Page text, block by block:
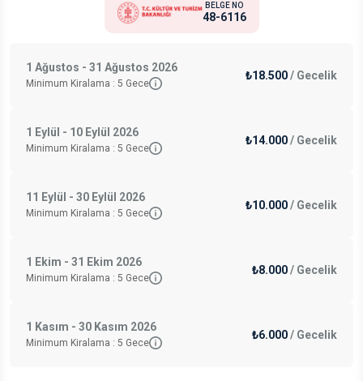
BELGE NO
48-6116
1 Ağustos - 31 Ağustos 2026
Minimum Kiralama : 5 Gece
₺18.500/ Gecelik
1 Eylül - 10 Eylül 2026
Minimum Kiralama : 5 Gece
₺14.000/ Gecelik
11 Eylül - 30 Eylül 2026
Minimum Kiralama : 5 Gece
₺10.000/ Gecelik
1 Ekim - 31 Ekim 2026
Minimum Kiralama : 5 Gece
₺8.000/ Gecelik
1 Kasım - 30 Kasım 2026
Minimum Kiralama : 5 Gece
₺6.000/ Gecelik